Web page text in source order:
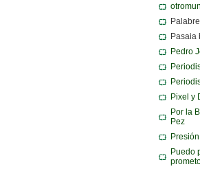
Pasaia
Pedro
Pixel y
Por la
Pez
Puedo